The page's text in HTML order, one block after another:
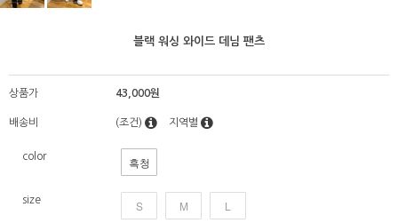
블랙 워싱 와이드 데님 팬츠
상품가 43,000원
배송비 (조건) 지역별
color 흑청
size S M L